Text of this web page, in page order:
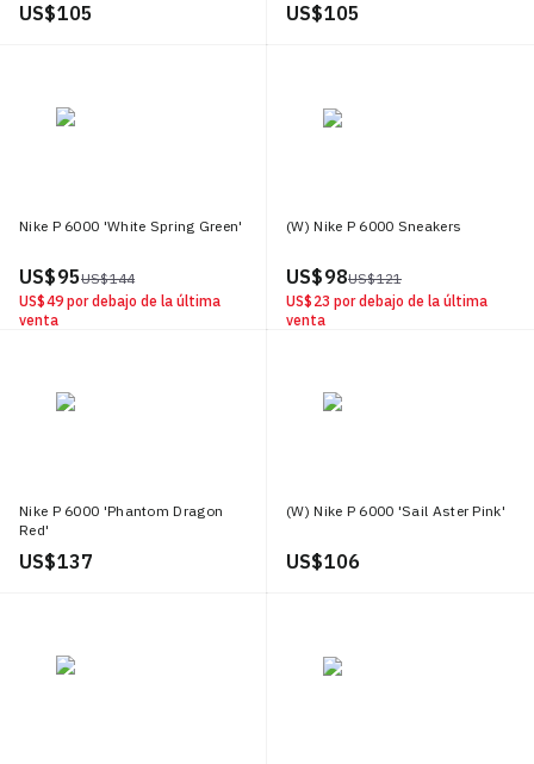
US$ 105 US$ 105
Nike P 6000 'White Spring Green'
US$ 95US$ 144
US$ 49 por debajo de la última
venta
(W) Nike P 6000 Sneakers
US$ 98US$ 121
US$ 23 por debajo de la última
venta
Nike P 6000 'Phantom Dragon
Red'
US$ 137
(W) Nike P 6000 'Sail Aster Pink'
US$ 106